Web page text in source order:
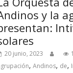
y la
20 junio, 2023
, Andinos, de,